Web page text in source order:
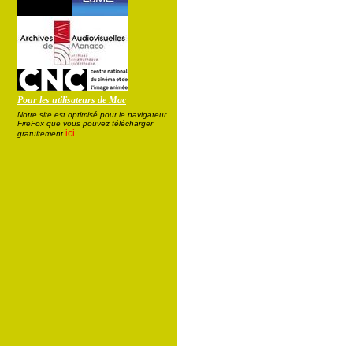
Pour les utilisateurs de Mac
Notre site est optimisé pour le navigateur
FireFox que vous pouvez télécharger
gratuitement ici